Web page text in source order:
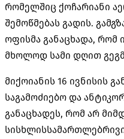
რომელშიც ქოჩარიანი
შემოწმებას გადის.
ოფისმა განაცხადა, რომ
მხოლოდ სამი დღით
მიქოიანის 16 ივნისის
საგამოძიებო და
განაცხადეს, რომ არ